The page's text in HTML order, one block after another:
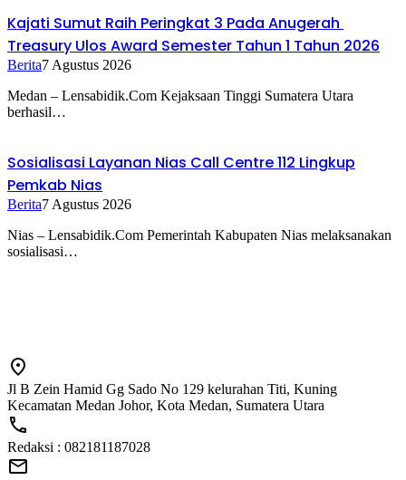
Kajati Sumut Raih Peringkat 3 Pada Anugerah
Treasury Ulos Award Semester Tahun 1 Tahun 2026
Berita7 Agustus 2026
Medan – Lensabidik.Com Kejaksaan Tinggi Sumatera Utara
berhasil…
Sosialisasi Layanan Nias Call Centre 112 Lingkup
Pemkab Nias
Berita7 Agustus 2026
Nias – Lensabidik.Com Pemerintah Kabupaten Nias melaksanakan
sosialisasi…
Jl B Zein Hamid Gg Sado No 129 kelurahan Titi, Kuning
Kecamatan Medan Johor, Kota Medan, Sumatera Utara
Redaksi : 082181187028